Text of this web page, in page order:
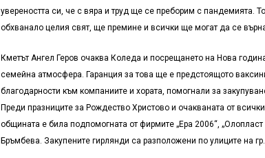
увереността си, че с вяра и труд ще се преборим с пандемията.
обхванало целия свят, ще премине и всички ще могат да се
Кметът Ангел Геров очаква Коледа и посрещането на Нова
семейна атмосфера. Гаранция за това ще е предстоящото
благодарности към компаниите и хората, помогнали за
Преди празниците за Рождество Христово и очакваната от
общината е била подпомогната от фирмите „Ера 2006“,
Бръмбева. Закупените гирлянди са разположени по улиците на